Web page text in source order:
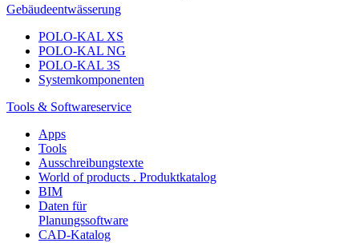
Gebäudeentwässerung
POLO-KAL XS
POLO-KAL NG
POLO-KAL 3S
Systemkomponenten
Tools & Softwareservice
Apps
Tools
Ausschreibungstexte
World of products . Produktkatalog
BIM
Daten für
Planungssoftware
CAD-Katalog